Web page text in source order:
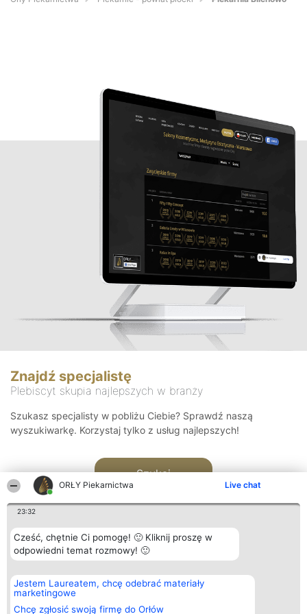
ORŁY Piekarnictwa Live chat
23:32
Cześć, chętnie Ci pomogę! 🙂 Kliknij proszę w
odpowiedni temat rozmowy! 🙂
Jestem Laureatem, chcę odebrać materiały
marketingowe
Chcę zgłosić swoją firmę do Orłów
Znajdź specjalistę
Plebiscyt skupia najlepszych w branży
Szukasz specjalisty w pobliżu Ciebie? Sprawdź naszą
wyszukiwarkę. Korzystaj tylko z usług najlepszych!
Szukaj
Organizator plebiscytu
Bright Side Solutions sp. z o.
o. sp. k.
ul. Ruska 22
Plebiscyt
Laureaci
wszystkich
Kontakt
Kontakt